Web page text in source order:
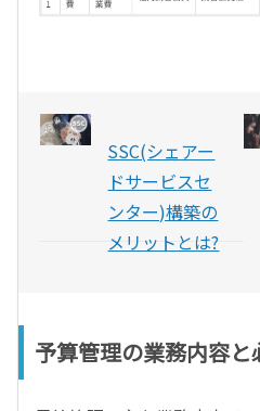
SSC(シェアー
ドサービスセ
ンター)構築の
メリットとは?
予算管理の業務内容